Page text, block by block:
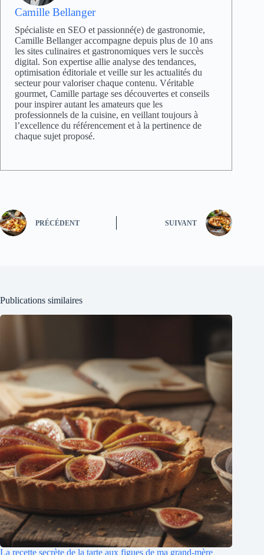
Camille Bellanger
Spécialiste en SEO et passionné(e) de gastronomie,
Camille Bellanger accompagne depuis plus de 10 ans
les sites culinaires et gastronomiques vers le succès
digital. Son expertise allie analyse des tendances,
optimisation éditoriale et veille sur les actualités du
secteur pour valoriser chaque contenu. Véritable
gourmet, Camille partage ses découvertes et conseils
pour inspirer autant les amateurs que les
professionnels de la cuisine, en veillant toujours à
l’excellence du référencement et à la pertinence de
chaque sujet proposé.
PRÉCÉDENT SUIVANT
Publications similaires
La recette secrète de la tarte aux figues de ma grand-mère